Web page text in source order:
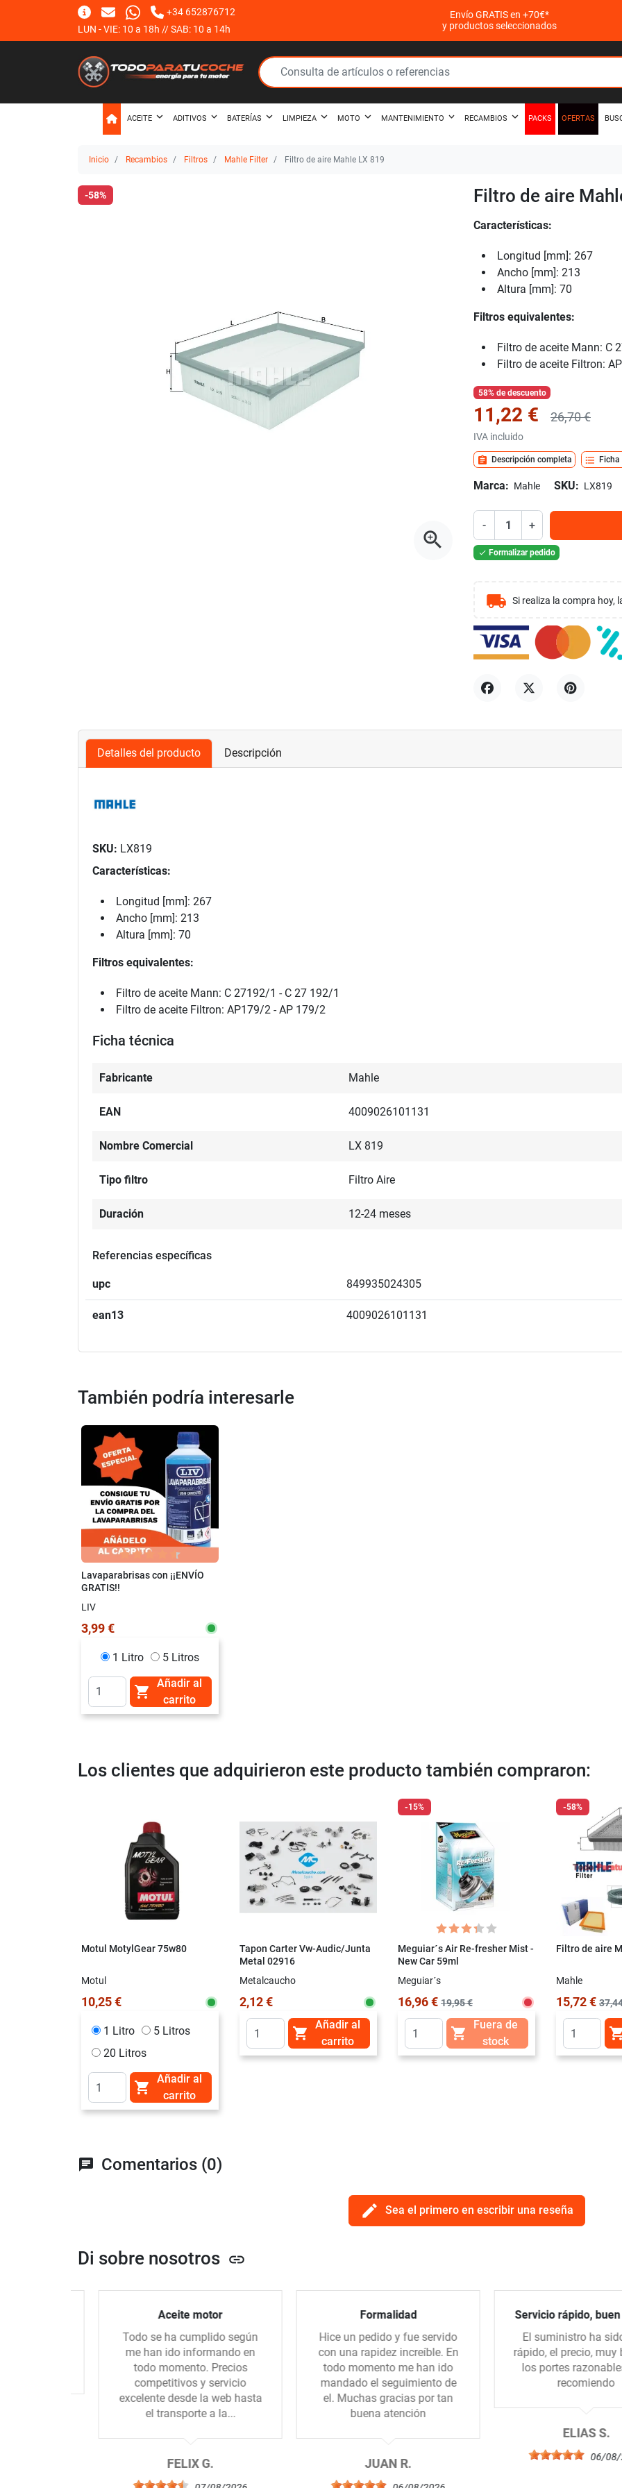
+34 652876712
LUN - VIE: 10 a 18h // SAB: 10 a 14h
Envío GRATIS en +70€*
y productos seleccionados
ACEITE ADITIVOS BATERÍAS LIMPIEZA MOTO MANTENIMIENTO RECAMBIOS PACKS OFERTAS
Inicio Recambios Filtros Mahle Filter Filtro de aire Mahle LX 819
-58%
zoom_in
Filtro de aire
Características:
Longitud [mm]: 267
Ancho [mm]: 213
Altura [mm]: 70
Filtros equivalentes:
Filtro de aceite Mann: C
Filtro de aceite Filtron:
58% de descuento
11,22 € 26,70 €
IVA incluido
assignment Descripción completa format_list_bulleted Ficha
Marca: Mahle SKU: LX819
- +
 Formalizar pedido
local_shipping Si realiza la compra hoy,
Detalles del producto Descripción
SKU: LX819
Características:
Longitud [mm]: 267
Ancho [mm]: 213
Altura [mm]: 70
Filtros equivalentes:
Filtro de aceite Mann: C 27192/1 - C 27 192/1
Filtro de aceite Filtron: AP179/2 -AP 179/2
Ficha técnica
Fabricante Mahle
EAN 4009026101131
Nombre Comercial LX 819
Tipo filtro Filtro Aire
Duración 12-24 meses
Referencias específicas
upc 849935024305
ean13 4009026101131
También podría interesarle
Lavaparabrisas con ¡¡ENVÍO
GRATIS!!
LIV
3,99 €
1 Litro 5 Litros

Añadir al
carrito
Los clientes que adquirieron este producto también compraron:
Motul MotylGear 75w80
Motul
10,25 €
1 Litro
5 Litros
20 Litros

Añadir al
carrito
Tapon Carter Vw-Audic/Junta
Metal 02916
Metalcaucho
2,12 €

Añadir al
carrito
-15%
Meguiar´s Air Re-fresher Mist -
New Car 59ml
Meguiar´s
16,96 € 19,95 €

Fuera de
stock
-58%
Filtro de aire
Mahle
15,72 €
chat Comentarios (0)
edit Sea el primero en escribir una reseña
Di sobre nosotros link
Aceite motor
Todo se ha cumplido según
me han ido informando en
todo momento. Precios
competitivos y servicio
excelente desde la web hasta
el transporte a la...
FELIX G.
Formalidad
Hice un pedido y fue servido
con una rapidez increíble. En
todo momento me han ido
mandado el seguimiento de
el. Muchas gracias por tan
buena atención
JUAN R.
Servicio rápido, buen
El suministro ha sido
rápido, el precio, muy
los portes razonables.
recomiendo
ELIAS S.
06/08/2026